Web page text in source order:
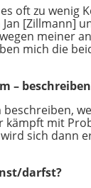
oft zu
[Zillmann]
meiner
mich die
–
mit
sich dann
darfst?